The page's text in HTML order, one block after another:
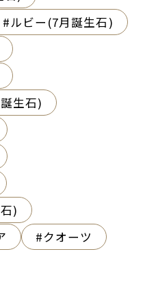
ルビー(7月誕生石)
生石)
)
クオーツ